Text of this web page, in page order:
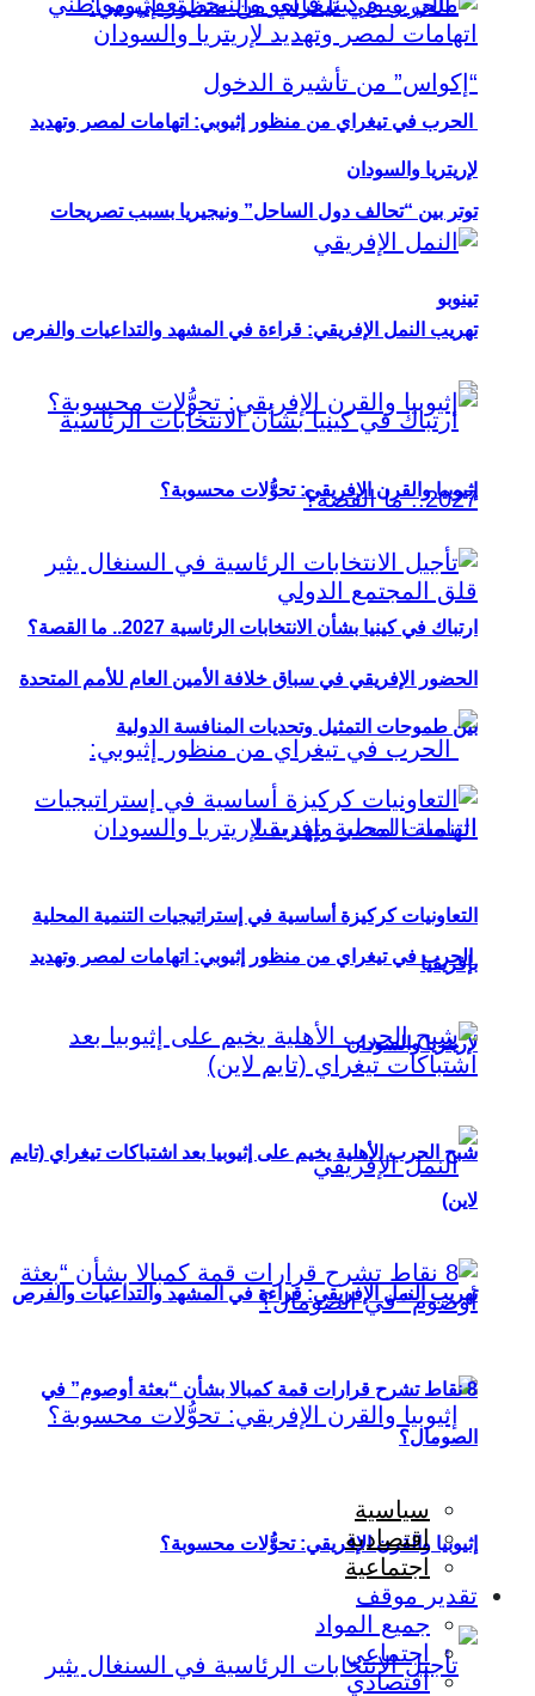
توتر بين “تحالف دول الساحل” ونيجيريا بسبب تصريحات
تينوبو
ارتباك في كينيا بشأن الانتخابات الرئاسية 2027.. ما القصة؟
الحرب في تيغراي من منظور إثيوبي: اتهامات لمصر وتهديد
لإريتريا والسودان
تهريب النمل الإفريقي: قراءة في المشهد والتداعيات والفرص
إثيوبيا والقرن الإفريقي: تحوُّلات محسوبة؟
الحرب في تيغراي من منظور إثيوبي: اتهامات لمصر وتهديد
لإريتريا والسودان
تهريب النمل الإفريقي: قراءة في المشهد والتداعيات والفرص
إثيوبيا والقرن الإفريقي: تحوُّلات محسوبة؟
الحضور الإفريقي في سباق خلافة الأمين العام للأمم المتحدة
بين طموحات التمثيل وتحديات المنافسة الدولية
التعاونيات كركيزة أساسية في إستراتيجيات التنمية المحلية
بإفريقيا
شبح الحرب الأهلية يخيم على إثيوبيا بعد اشتباكات تيغراي (تايم
لاين)
8 نقاط تشرح قرارات قمة كمبالا بشأن “بعثة أوصوم” في
الصومال؟
سياسية
اقتصادية
اجتماعية
تقدير موقف
جميع المواد
اجتماعي
اقتصادي